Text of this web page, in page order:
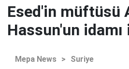
Esed'in müftüsü
Hassun'un
Mepa News > Suriye